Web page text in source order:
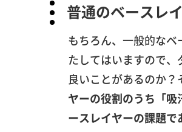
普通のベースレ
もちろん、一般的な
たしてはいますので
良いことがあるのか
ヤーの役割のうち「
ースレイヤーの課題